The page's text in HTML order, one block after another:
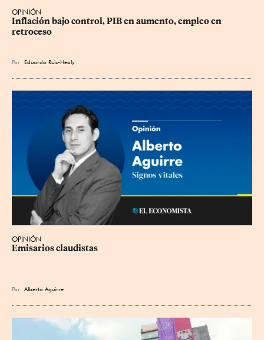
OPINIÓN
Inflación bajo control, PIB en aumento, empleo en
retroceso
Por Eduardo Ruiz-Healy
OPINIÓN
Emisarios claudistas
Por Alberto Aguirre